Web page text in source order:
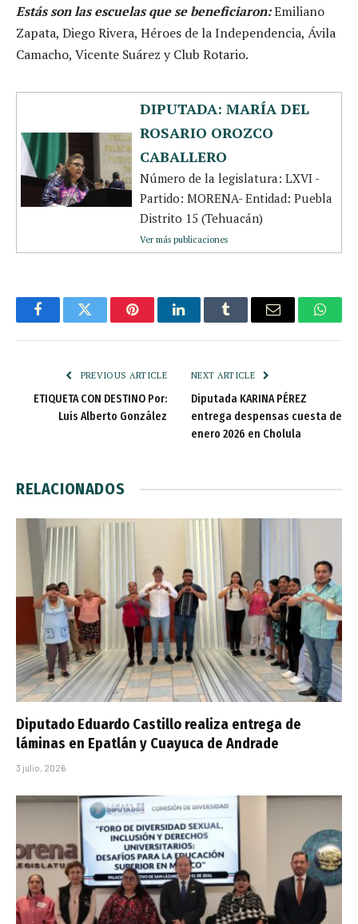
Estás son las escuelas que se beneficiaron:Emiliano
Zapata, Diego Rivera, Héroes de la Independencia, Ávila
Camacho, Vicente Suárez y Club Rotario.
DIPUTADA: MARÍA DEL
ROSARIO OROZCO
CABALLERO
Número de la legislatura: LXVI -
Partido: MORENA- Entidad: Puebla
Distrito 15 (Tehuacán)
Ver más publicaciones
FacebookTwitter PinterestLinkedInTumblr Email
PREVIOUS ARTICLE
ETIQUETA CON DESTINO Por:
Luis Alberto González
NEXT ARTICLE
Diputada KARINA PÉREZ
entrega despensas cuesta de
enero 2026 en Cholula
RELACIONADOS
Diputado Eduardo Castillo realiza entrega de
láminas en Epatlán y Cuayuca de Andrade
3 julio, 2026